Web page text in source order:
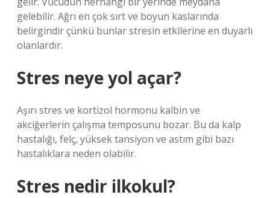
gelebilir. Ağrı en çok sırt ve boyun kaslarında
belirgindir çünkü bunlar stresin etkilerine en duyarlı
olanlardır.
Stres neye yol açar?
Aşırı stres ve kortizol hormonu kalbin ve
akciğerlerin çalışma temposunu bozar. Bu da kalp
hastalığı, felç, yüksek tansiyon ve astım gibi bazı
hastalıklara neden olabilir.
Stres nedir ilkokul?